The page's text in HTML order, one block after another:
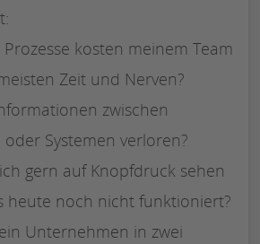
kosten meinem Team
Zeit und Nerven?
zwischen
Systemen verloren?
gern auf Knopfdruck sehen
heute noch nicht funktioniert?
Unternehmen in zwei